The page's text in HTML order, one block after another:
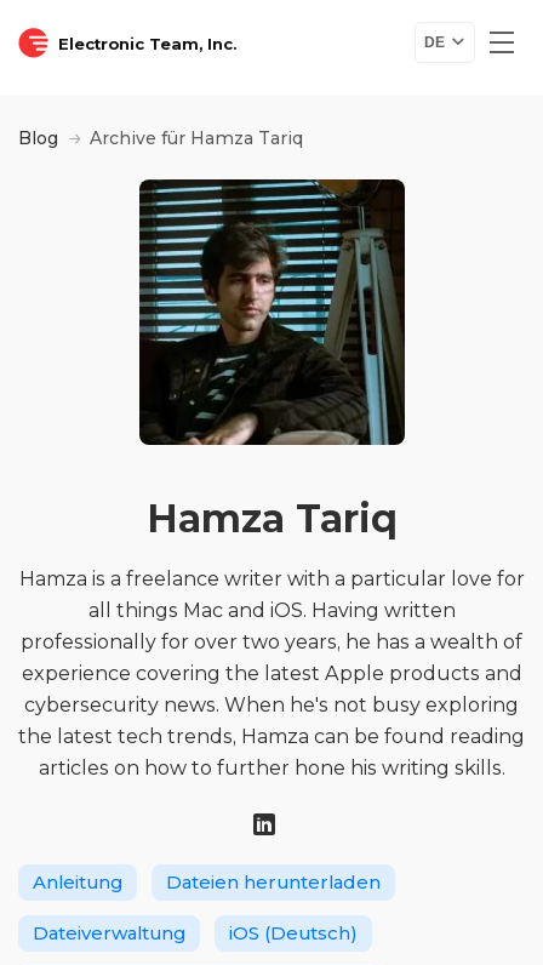
Electronic Team, Inc. DE
Blog Archive für Hamza Tariq
Hamza Tariq
Hamza is a freelance writer with a particular love for
all things Mac and iOS. Having written
professionally for over two years, he has a wealth of
experience covering the latest Apple products and
cybersecurity news. When he's not busy exploring
the latest tech trends, Hamza can be found reading
articles on how to further hone his writing skills.
Anleitung Dateien herunterladen
Dateiverwaltung iOS (Deutsch)